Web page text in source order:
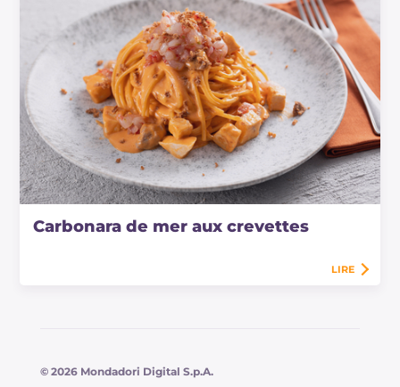
Carbonara de mer aux crevettes
LIRE
© 2026 Mondadori Digital S.p.A.